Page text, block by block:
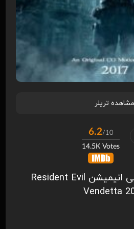
مشاهده تریلر
6.2/10
14.5K Votes
دانلود دوبله فارسی انیمیشن Resident Evil
Vendetta